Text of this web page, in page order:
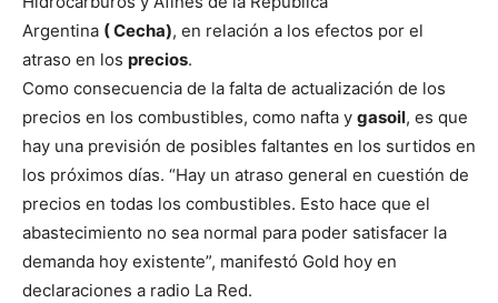
Argentina ( Cecha), en relación a los efectos por el
atraso en los precios.
Como consecuencia de la falta de actualización de los
precios en los combustibles, como nafta y gasoil, es que
hay una previsión de posibles faltantes en los surtidos en
los próximos días. “Hay un atraso general en cuestión de
precios en todas los combustibles. Esto hace que el
abastecimiento no sea normal para poder satisfacer la
demanda hoy existente”, manifestó Gold hoy en
declaraciones a radio La Red.